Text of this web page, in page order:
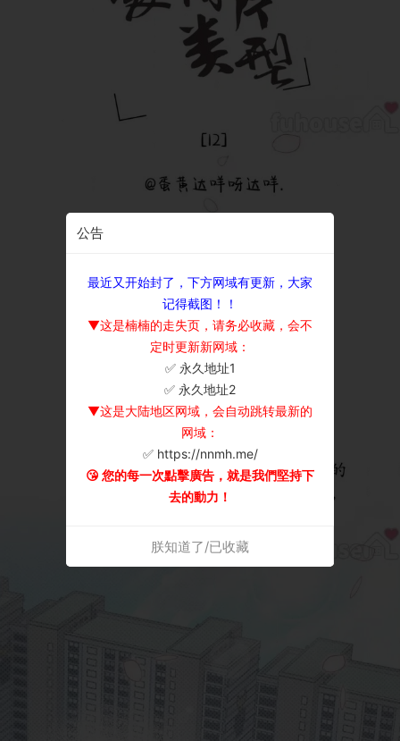
公告
最近又开始封了，下方网域有更新，大家
记得截图！！
▼这是楠楠的走失页，请务必收藏，会不
定时更新新网域：
✅ 永久地址1
✅ 永久地址2
▼这是大陆地区网域，会自动跳转最新的
网域：
✅ https://nnmh.me/
😘 您的每一次點擊廣告，就是我們堅持下
去的動力！
朕知道了/已收藏